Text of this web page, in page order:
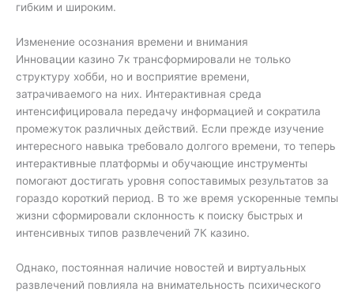
гибким и широким.
Изменение осознания времени и внимания
Инновации казино 7к трансформировали не только
структуру хобби, но и восприятие времени,
затрачиваемого на них. Интерактивная среда
интенсифицировала передачу информацией и сократила
промежуток различных действий. Если прежде изучение
интересного навыка требовало долгого времени, то теперь
интерактивные платформы и обучающие инструменты
помогают достигать уровня сопоставимых результатов за
гораздо короткий период. В то же время ускоренные темпы
жизни сформировали склонность к поиску быстрых и
интенсивных типов развлечений 7К казино.
Однако, постоянная наличие новостей и виртуальных
развлечений повлияла на внимательность психического